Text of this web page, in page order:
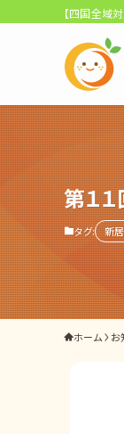
選ばれる3
初
県
【四国全域
第１
タグ: 新
ホーム お